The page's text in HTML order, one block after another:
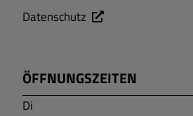
Datenschutz
ÖFFNUNGSZEITEN
Di